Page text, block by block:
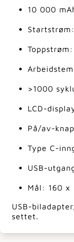
10 000
>1000
LCD-
På/av-
Type C-
USB-
Mål: 160 x
USB-
settet.